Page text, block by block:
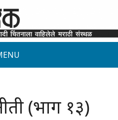
(भाग १३)